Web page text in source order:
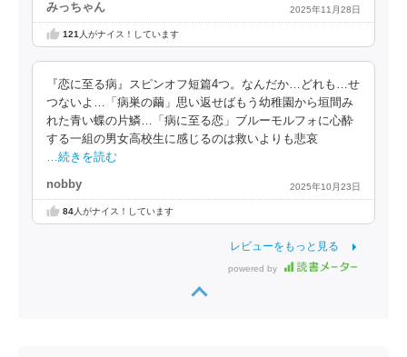
みっちゃん 2025年11月28日
121人がナイス！しています
『恋に至る病』スピンオフ短篇4つ。なんだか…どれも…せ
つないよ…「病巣の繭」思い返せばもう幼稚園から垣間み
れた青い蝶の片鱗…「病に至る恋」ブルーモルフォに心酔
する一組の男女高校生に感じるのは救いよりも悲哀
…続きを読む
nobby 2025年10月23日
84人がナイス！しています
レビューをもっと見る
powered by